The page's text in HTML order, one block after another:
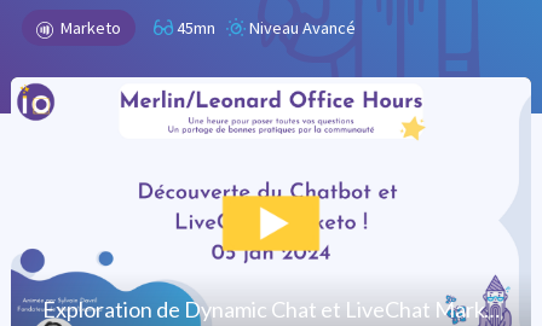
Marketo 45mn Niveau Avancé